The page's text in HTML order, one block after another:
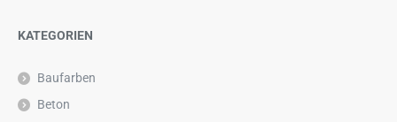
KATEGORIEN
Baufarben
Beton